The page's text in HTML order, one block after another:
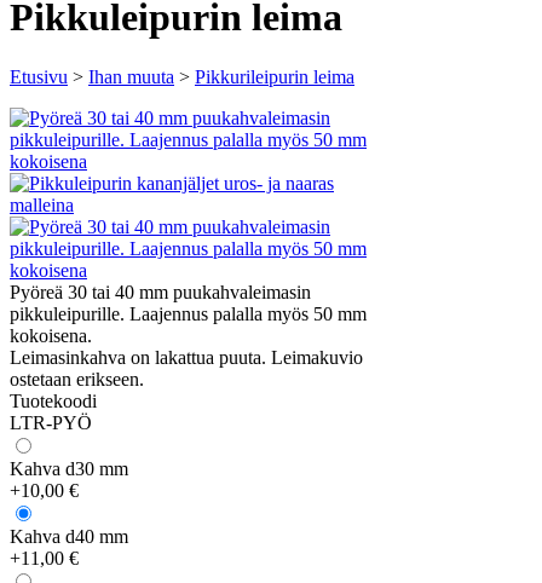
Pikkuleipurin leima
Etusivu > Ihan muuta > Pikkurileipurin leima
Pyöreä 30 tai 40 mm puukahvaleimasin
pikkuleipurille. Laajennus palalla myös 50 mm
kokoisena.
Leimasinkahva on lakattua puuta. Leimakuvio
ostetaan erikseen.
Tuotekoodi
LTR-PYÖ
Kahva d30 mm
+10,00 €
Kahva d40 mm
+11,00 €